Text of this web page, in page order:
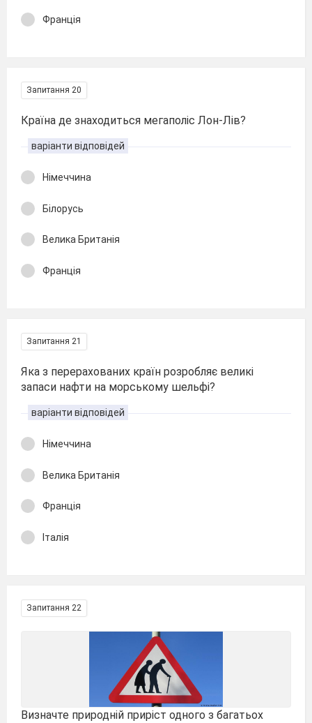
Франція
Запитання 20
Країна де знаходиться мегаполіс Лон-Лів?
варіанти відповідей
Німеччина
Білорусь
Велика Британія
Франція
Запитання 21
Яка з перерахованих країн розробляє великі
запаси нафти на морському шельфі?
варіанти відповідей
Німеччина
Велика Британія
Франція
Італія
Запитання 22
Визначте природній приріст одного з багатьох